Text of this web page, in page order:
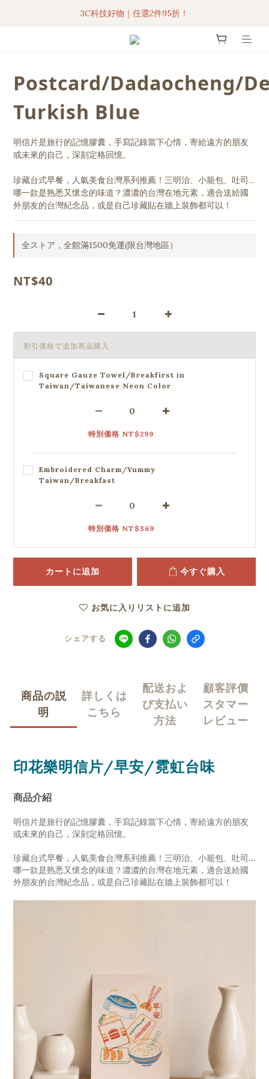
3C科技好物｜任選2件95折！
3C科技好物｜任選2件95折！
聯名iPhone手機殼現貨4折起🔥
Postcard/Dadaocheng/
Turkish Blue
明信片是旅行的記憶膠囊，手寫記錄當下心情，寄給遠方的朋友
或未來的自己，深刻定格回憶。
珍藏台式早餐，人氣美食台灣系列推薦！三明治、小籠包、吐司...
哪一款是熟悉又懷念的味道？濃濃的台灣在地元素，適合送給國
外朋友的台灣紀念品，或是自己珍藏貼在牆上裝飾都可以！
全ストア，全館滿1500免運(限台灣地區）
NT$40
割引価格で追加商品購入
Square Gauze Towel/Breakfirst in
Taiwan/Taiwanese Neon Color
特別価格 NT$299
Embroidered Charm/Yummy
Taiwan/Breakfast
特別価格 NT$369
カートに追加 今すぐ購入
お気に入りリストに追加
シェアする
商品の説
明
詳しくは
こちら
配送およ
び支払い
方法
顧客評價
スタマー
レビュー
印花樂明信片/早安/霓虹台味
商品介紹
明信片是旅行的記憶膠囊，手寫記錄當下心情，寄給遠方的朋友
或未來的自己，深刻定格回憶。
珍藏台式早餐，人氣美食台灣系列推薦！三明治、小籠包、吐司...
哪一款是熟悉又懷念的味道？濃濃的台灣在地元素，適合送給國
外朋友的台灣紀念品，或是自己珍藏貼在牆上裝飾都可以！